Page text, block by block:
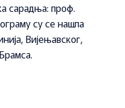
сарадња: проф.
су се нашла
Вијењавског,